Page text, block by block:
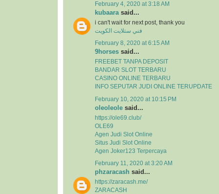
February 4, 2020 at 3:18 AM
kubaara said...
i can't wait for next post, thank you
فني ستلايت الكويت
February 8, 2020 at 6:15 AM
9horses said...
FREEBET TANPA DEPOSIT
BANDAR SLOT TERBARU
CASINO ONLINE TERBARU
INFO SEPUTAR JUDI ONLINE TERUPDATE
February 10, 2020 at 10:15 PM
oleoleole said...
https://ole69.club/
OLE69
Agen Judi Slot Online
Situs Judi Slot Online
Agen Joker123 Terpercaya
February 11, 2020 at 3:20 AM
phzaracash said...
https://zaracash.me/
ZARACASH